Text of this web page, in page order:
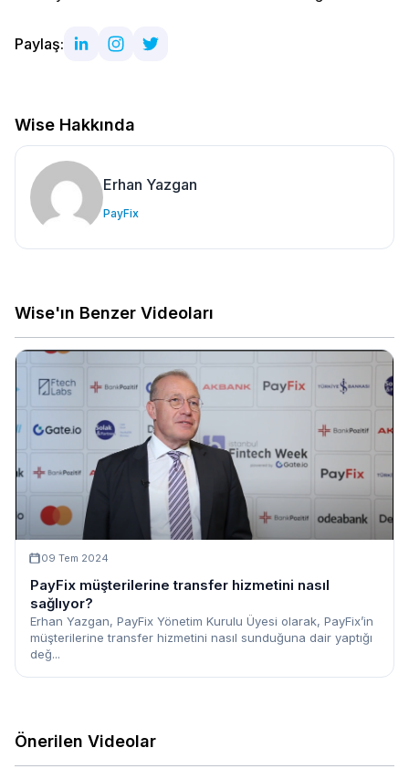
Paylaş:
Wise Hakkında
Erhan Yazgan
PayFix
Wise'ın Benzer Videoları
09 Tem 2024
PayFix müşterilerine transfer hizmetini nasıl
sağlıyor?
Erhan Yazgan, PayFix Yönetim Kurulu Üyesi olarak, PayFix’in
müşterilerine transfer hizmetini nasıl sunduğuna dair yaptığı
değ...
Önerilen Videolar